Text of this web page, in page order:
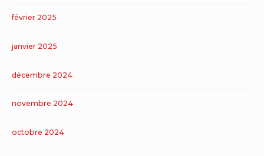
février 2025
janvier 2025
décembre 2024
novembre 2024
octobre 2024